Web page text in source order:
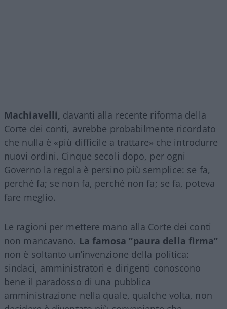
Machiavelli, davanti alla recente riforma della
Corte dei conti, avrebbe probabilmente ricordato
che nulla è «più difficile a trattare» che introdurre
nuovi ordini. Cinque secoli dopo, per ogni
Governo la regola è persino più semplice: se fa,
perché fa; se non fa, perché non fa; se fa, poteva
fare meglio.
Le ragioni per mettere mano alla Corte dei conti
non mancavano. La famosa “paura della firma”
non è soltanto un’invenzione della politica:
sindaci, amministratori e dirigenti conoscono
bene il paradosso di una pubblica
amministrazione nella quale, qualche volta, non